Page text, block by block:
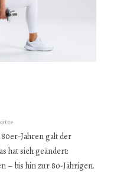
Jahren galt der
hat sich geändert:
– bis hin zur 80-Jährigen.